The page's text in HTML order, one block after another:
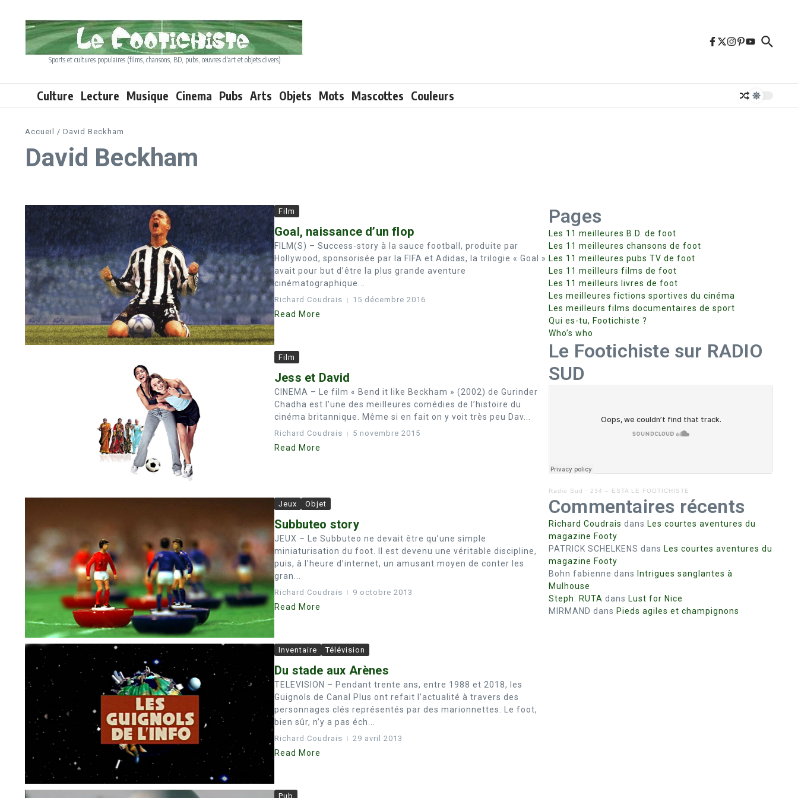
Sports et cultures populaires (films, chansons, BD, pubs, œuvres d'art et objets divers)
Culture Lecture Musique Cinema Pubs Arts Objets Mots Mascottes Couleurs
Accueil / David Beckham
David Beckham
Film
Goal, naissance d’un flop
FILM(S) – Success-story à la sauce football, produite par
Hollywood, sponsorisée par la FIFA et Adidas, la trilogie « Goal »
avait pour but d’être la plus grande aventure
cinématographique...
Richard Coudrais 15 décembre 2016
Read More
Film
Jess et David
CINEMA – Le film « Bend it like Beckham » (2002) de Gurinder
Chadha est l’une des meilleures comédies de l’histoire du
cinéma britannique. Même si en fait on y voit très peu Dav...
Richard Coudrais 5 novembre 2015
Read More
Jeux Objet
Subbuteo story
JEUX – Le Subbuteo ne devait être qu’une simple
miniaturisation du foot. Il est devenu une véritable discipline,
puis, à l’heure d’internet, un amusant moyen de conter les
gran...
Richard Coudrais 9 octobre 2013
Read More
Inventaire Télévision
Du stade aux Arènes
TELEVISION – Pendant trente ans, entre 1988 et 2018, les
Guignols de Canal Plus ont refait l’actualité à travers des
personnages clés représentés par des marionnettes. Le foot,
bien sûr, n’y a pas éch...
Richard Coudrais 29 avril 2013
Read More
Pub
Pages
Les 11 meilleures B.D. de foot
Les 11 meilleures chansons de foot
Les 11 meilleures pubs TV de foot
Les 11 meilleurs films de foot
Les 11 meilleurs livres de foot
Les meilleures fictions sportives du cinéma
Les meilleurs films documentaires de sport
Qui es-tu, Footichiste ?
Who’s who
Le Footichiste sur RADIO
SUD
Radio Sud · 234 – ESTA LE FOOTICHISTE
Commentaires récents
Richard Coudrais dans Les courtes aventures du
magazine Footy
PATRICK SCHELKENS dans Les courtes aventures du
magazine Footy
Bohn fabienne dans
Intrigues sanglantes à
Mulhouse
Steph. RUTA dans Lust for Nice
MIRMAND dans Pieds agiles et champignons